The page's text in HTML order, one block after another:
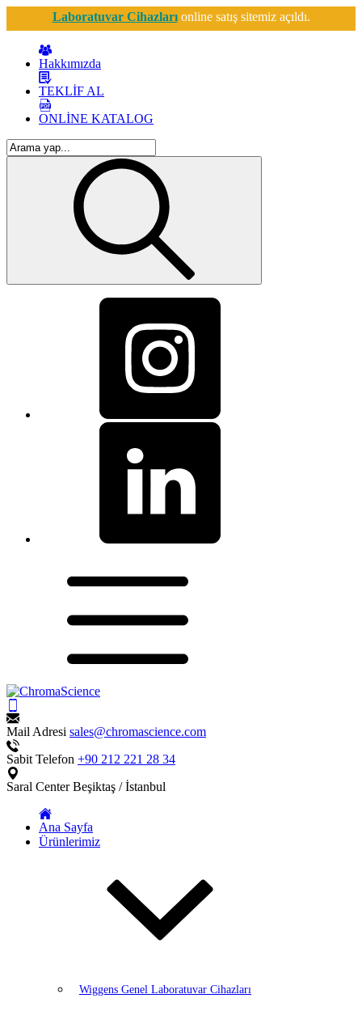
Laboratuvar Cihazlarıonline satış sitemiz açıldı.
Hakkımızda
TEKLİF AL
ONLİNE KATALOG
Mail Adresi sales@chromascience.com
Sabit Telefon +90 212 221 28 34
Saral CenterBeşiktaş / İstanbul
Ana Sayfa
Ürünlerimiz
Wiggens Genel Laboratuvar Cihazları